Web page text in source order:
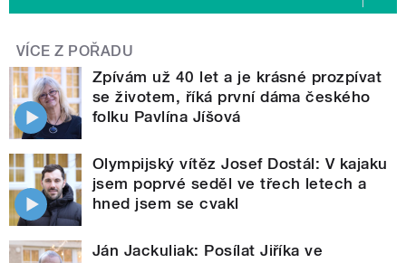
VÍCE Z POŘADU
Zpívám už 40 let a je krásné prozpívat
se životem, říká první dáma českého
folku Pavlína Jíšová
Olympijský vítěz Josef Dostál: V kajaku
jsem poprvé seděl ve třech letech a
hned jsem se cvakl
Ján Jackuliak: Posílat Jiříka ve